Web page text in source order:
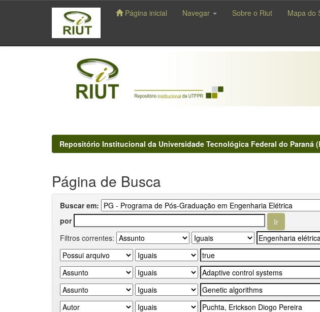
navigation
Página inicial Navegar Sobre o Riut Mapa do
Repositório Institucional da Universidade Tecnológica Federal do Paraná
Página de Busca
Buscar em:
por
Filtros correntes: